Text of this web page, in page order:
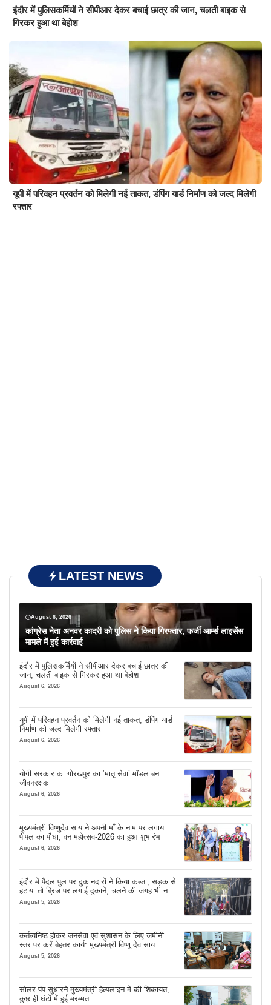
इंदौर में पुलिसकर्मियों ने सीपीआर देकर बचाई छात्र की जान, चलती बाइक से
गिरकर हुआ था बेहोश
यूपी में परिवहन प्रवर्तन को मिलेगी नई ताकत, डंपिंग यार्ड निर्माण को जल्द मिलेगी
रफ्तार
LATEST NEWS
August 6, 2026
कांग्रेस नेता अनवर कादरी को पुलिस ने किया गिरफ्तार, फर्जी आर्म्स लाइसेंस
मामले में हुई कार्रवाई
इंदौर में पुलिसकर्मियों ने सीपीआर देकर बचाई छात्र की
जान, चलती बाइक से गिरकर हुआ था बेहोश
August 6, 2026
यूपी में परिवहन प्रवर्तन को मिलेगी नई ताकत, डंपिंग यार्ड
निर्माण को जल्द मिलेगी रफ्तार
August 6, 2026
योगी सरकार का गोरखपुर का ‘मातृ सेवा’ मॉडल बना
जीवनरक्षक
August 6, 2026
मुख्यमंत्री विष्णुदेव साय ने अपनी माँ के नाम पर लगाया
पीपल का पौधा, वन महोत्सव-2026 का हुआ शुभारंभ
August 6, 2026
इंदौर में पैदल पुल पर दुकानदारों ने किया कब्जा, सड़क से
हटाया तो ब्रिज पर लगाई दुकानें, चलने की जगह भी नहीं
मिल रही
August 5, 2026
कर्तव्यनिष्ठ होकर जनसेवा एवं सुशासन के लिए जमीनी
स्तर पर करें बेहतर कार्य: मुख्यमंत्री विष्णु देव साय
August 5, 2026
सोलर पंप सुधारने मुख्यमंत्री हेल्पलाइन में की शिकायत,
कुछ ही घंटों में हुई मरम्मत